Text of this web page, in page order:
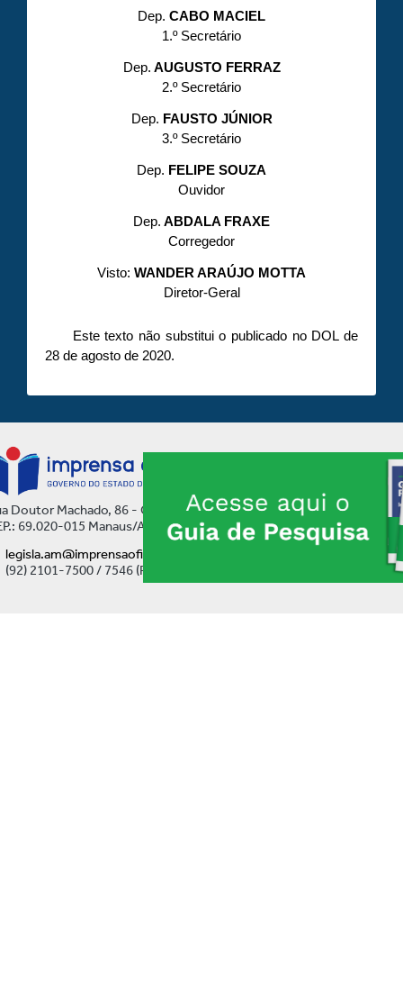
Dep. CABO MACIEL
1.º Secretário
Dep. AUGUSTO FERRAZ
2.º Secretário
Dep. FAUSTO JÚNIOR
3.º Secretário
Dep. FELIPE SOUZA
Ouvidor
Dep. ABDALA FRAXE
Corregedor
Visto: WANDER ARAÚJO MOTTA
Diretor-Geral
Este texto não substitui o publicado no DOL de
28 de agosto de 2020.
Doutor Machado, 86 - Centro
69.020-015 Manaus/AM
legisla.am@imprensaoficial.am.gov.br
(92) 2101-7500 / 7546 (Ramal)